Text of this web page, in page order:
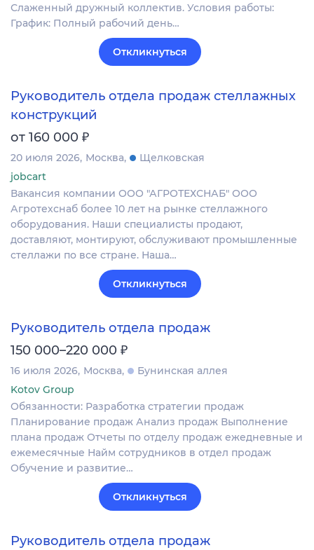
Слаженный дружный коллектив. Условия работы:
График: Полный рабочий день…
Откликнуться
Руководитель отдела продаж стеллажных
конструкций
от 160 000 ₽
20 июля 2026 Москва
Щелковская
jobcart
Вакансия компании ООО "АГРОТЕХСНАБ" ООО
Агротехснаб более 10 лет на рынке стеллажного
оборудования. Наши специалисты продают,
доставляют, монтируют, обслуживают промышленные
стеллажи по все стране. Наша…
Откликнуться
Руководитель отдела продаж
150 000–220 000 ₽
16 июля 2026 Москва
Бунинская аллея
Kotov Group
Обязанности: Разработка стратегии продаж
Планирование продаж Анализ продаж Выполнение
плана продаж Отчеты по отделу продаж ежедневные и
ежемесячные Найм сотрудников в отдел продаж
Обучение и развитие…
Откликнуться
Руководитель отдела продаж